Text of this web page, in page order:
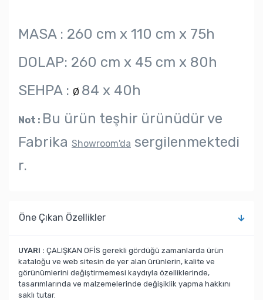
MASA : 260 cm x 110 cm x 75h
DOLAP: 260 cm x 45 cm x 80h
SEHPA : Ø 84 x 40h
Not : Bu ürün teşhir ürünüdür ve
Fabrika Showroom'da sergilenmektedi
r.
Öne Çıkan Özellikler
UYARI : ÇALIŞKAN OFİS gerekli gördüğü zamanlarda ürün
kataloğu ve web sitesin de yer alan ürünlerin, kalite ve
görünümlerini değiştirmemesi kaydıyla özelliklerinde,
tasarımlarında ve malzemelerinde değişiklik yapma hakkını
saklı tutar.